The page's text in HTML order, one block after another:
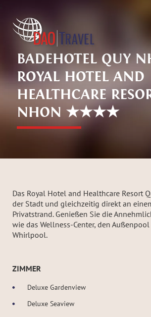
BADEHOTEL QUY
ROYAL HOTEL AND
HEALTHCARE
NHON ★★★★
Das Royal Hotel and Healthcare Resort
der Stadt und gleichzeitig direkt an
Privatstrand. Genießen Sie die
wie das Wellness-Center, den
Whirlpool.
ZIMMER
Deluxe Gardenview
Deluxe Seaview